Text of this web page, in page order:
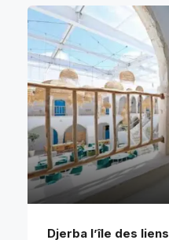
Djerba l’île des liens